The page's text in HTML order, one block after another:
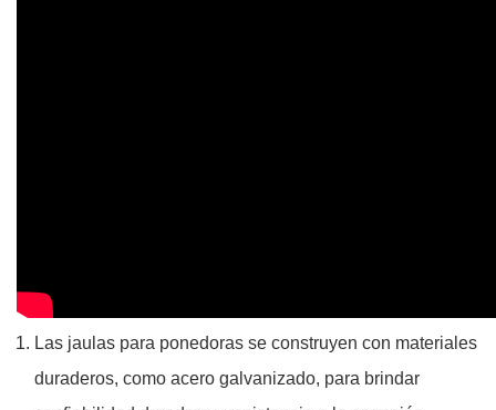
Las jaulas para ponedoras se construyen con materiales
duraderos, como acero galvanizado, para brindar